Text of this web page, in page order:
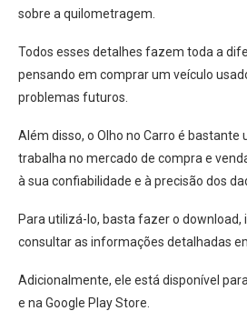
sobre a quilometragem.
Todos esses detalhes fazem toda a
pensando em comprar um veículo
problemas futuros.
Além disso, o Olho no Carro é bastante
trabalha no mercado de compra e
à sua confiabilidade e à precisão dos
Para utilizá-lo, basta fazer o download,
consultar as informações detalhadas
Adicionalmente, ele está disponível
e na Google Play Store.